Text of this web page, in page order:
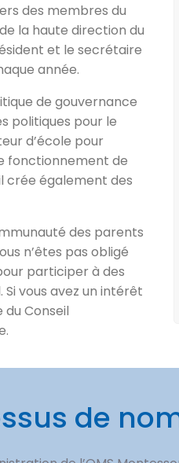
des membres du
la haute direction du
et le secrétaire
année.
de gouvernance
politiques pour le
d’école pour
fonctionnement de
crée également des
des parents
n’êtes pas obligé
participer à des
vous avez un intérêt
Conseil
de